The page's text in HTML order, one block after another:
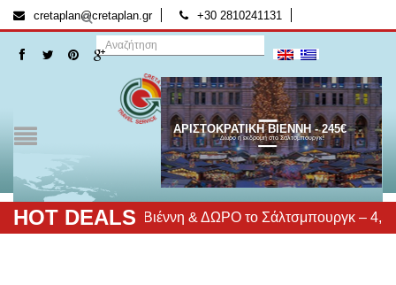
cretaplan@cretaplan.gr +30 2810241131
ΑΡΙΣΤΟΚΡΑΤΙΚΗ ΒΙΕΝΝΗ - 245€
Δώρο η εκδρομή στο Σάλτσμπουργκ!
HOT DEALS
Αριστοκρατική Βιέννη & ΔΩΡΟ το Σάλτσμπουργκ – 4,5 &